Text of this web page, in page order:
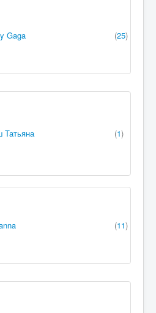
Gaga (25)
Татьяна (1)
(11)